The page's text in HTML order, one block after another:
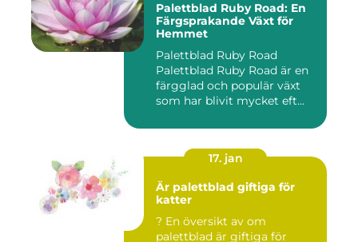
Palettblad Ruby Road: En
Färgsprakande Växt för
Hemmet
Palettblad Ruby Road
Palettblad Ruby Road är en
färgglad och populär växt
som har blivit mycket eft...
17. jan
Är palettblad giftiga för
katter
? En översikt av om
palettblad är giftiga för